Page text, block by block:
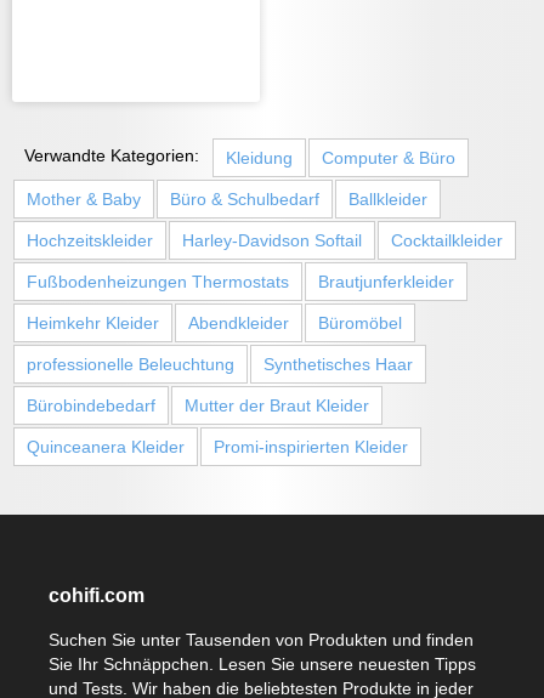
Verwandte Kategorien: Kleidung Computer & Büro
Mother & Baby Büro & Schulbedarf Ballkleider
Hochzeitskleider Harley-Davidson Softail Cocktailkleider
Fußbodenheizungen Thermostats Brautjunferkleider
Heimkehr Kleider Abendkleider Büromöbel
professionelle Beleuchtung Synthetisches Haar
Bürobindebedarf Mutter der Braut Kleider
Quinceanera Kleider Promi-inspirierten Kleider
cohifi.com
Suchen Sie unter Tausenden von Produkten und finden
Sie Ihr Schnäppchen. Lesen Sie unsere neuesten Tipps
und Tests. Wir haben die beliebtesten Produkte in jeder